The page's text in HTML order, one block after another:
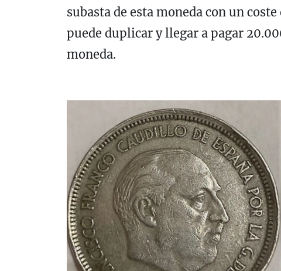
subasta de esta moneda con un
puede duplicar y llegar a pagar
moneda.